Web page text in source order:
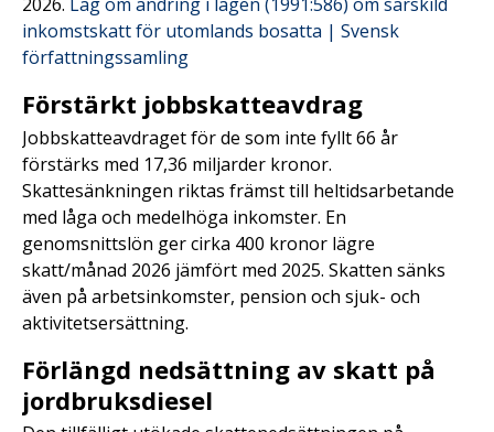
inkomstskatt för utomlands bosatta | Svensk
författningssamling
Förstärkt jobbskatteavdrag
Jobbskatteavdraget för de som inte fyllt 66 år
förstärks med 17,36 miljarder kronor.
Skattesänkningen riktas främst till heltidsarbetande
med låga och medelhöga inkomster. En
genomsnittslön ger cirka 400 kronor lägre
skatt/månad 2026 jämfört med 2025. Skatten sänks
även på arbetsinkomster, pension och sjuk- och
aktivitetsersättning.
Förlängd nedsättning av skatt på
jordbruksdiesel